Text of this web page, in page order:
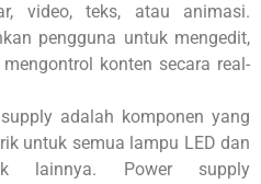
video, teks, atau animasi.
pengguna untuk mengedit,
konten secara real-
adalah komponen yang
untuk semua lampu LED dan
lainnya. Power supply